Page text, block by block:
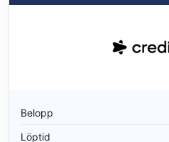
Belopp
Löptid